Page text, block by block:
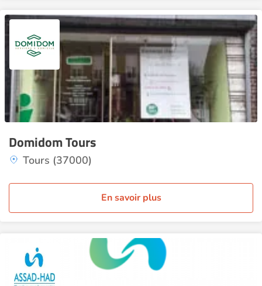
Domidom Tours
Tours (37000)
En savoir plus